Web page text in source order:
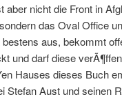
nicht die Front in
das Oval Office
aus, bekommt
und darf diese
Hauses dieses Buch
Stefan Aust und seinen